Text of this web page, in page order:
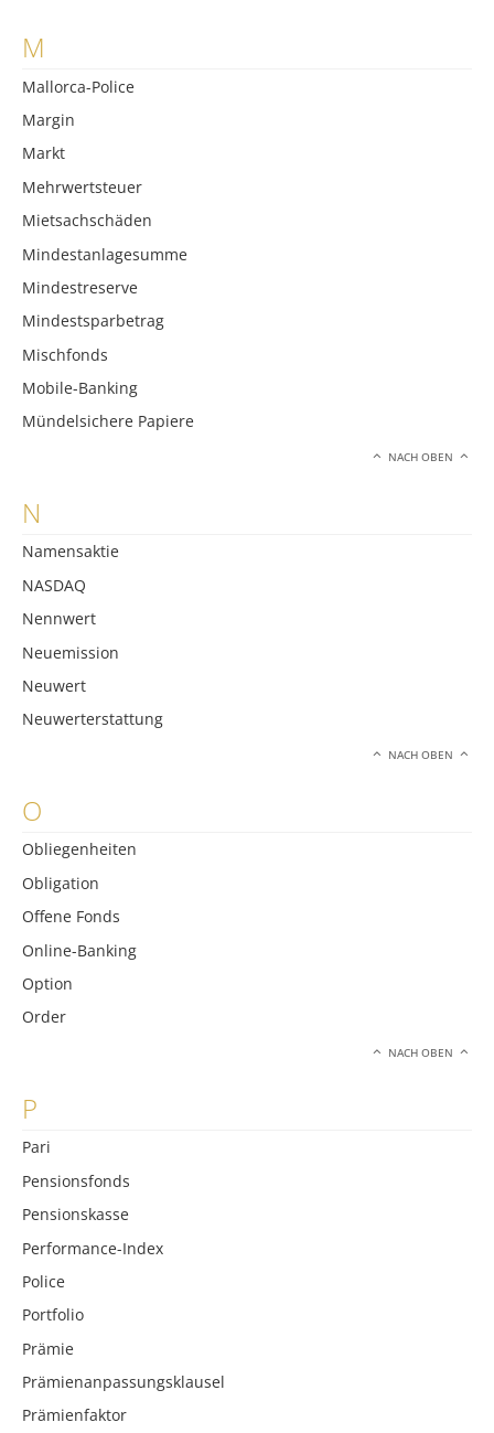
M
Mallorca-Police
Margin
Markt
Mehrwertsteuer
Mietsachschäden
Mindestanlagesumme
Mindestreserve
Mindestsparbetrag
Mischfonds
Mobile-Banking
Mündelsichere Papiere
NACH OBEN
N
Namensaktie
NASDAQ
Nennwert
Neuemission
Neuwert
Neuwerterstattung
NACH OBEN
O
Obliegenheiten
Obligation
Offene Fonds
Online-Banking
Option
Order
NACH OBEN
P
Pari
Pensionsfonds
Pensionskasse
Performance-Index
Police
Portfolio
Prämie
Prämienanpassungsklausel
Prämienfaktor